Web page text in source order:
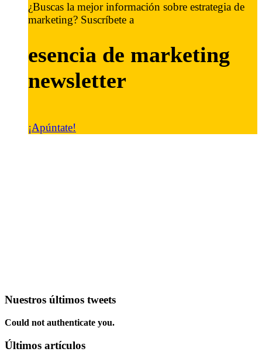
¿Buscas la mejor información sobre estrategia de
marketing? Suscríbete a
esencia de marketing
newsletter
¡Apúntate!
Nuestros últimos tweets
Could not authenticate you.
Últimos artículos